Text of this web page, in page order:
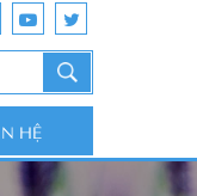
HỆ